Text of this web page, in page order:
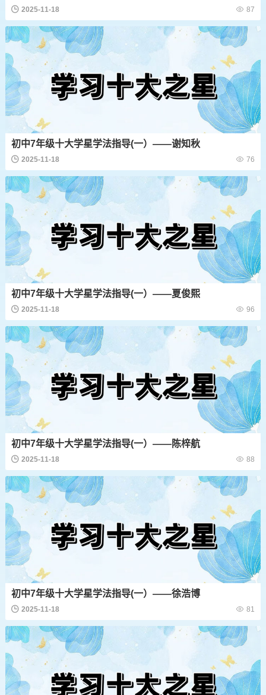
2025-11-18 87
初中7年级十大学星学法指导(一）——谢知秋
2025-11-18 76
初中7年级十大学星学法指导(一）——夏俊熙
2025-11-18 96
初中7年级十大学星学法指导(一）——陈梓航
2025-11-18 88
初中7年级十大学星学法指导(一）——徐浩博
2025-11-18 81